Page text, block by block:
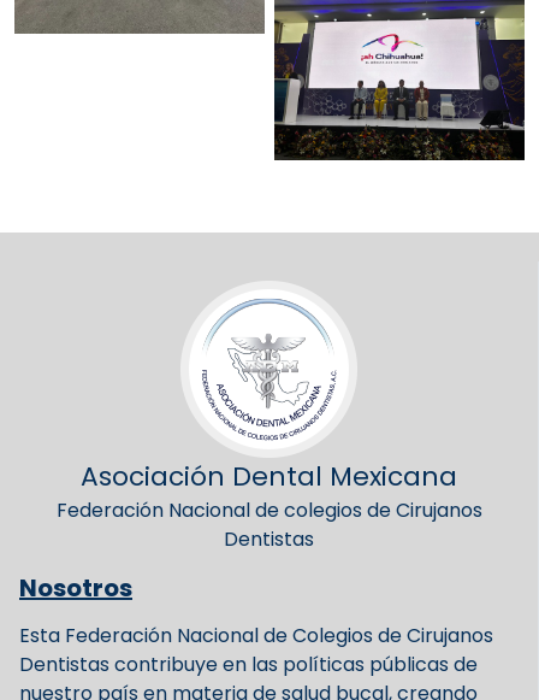
Asociación Dental Mexicana
Federación Nacional de colegios de Cirujanos
Dentistas
Nosotros
Esta Federación Nacional de Colegios de Cirujanos
Dentistas contribuye en las políticas públicas de
nuestro país en materia de salud bucal, creando